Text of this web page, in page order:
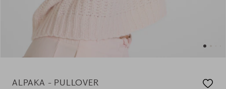
ALPAKA - PULLOVER